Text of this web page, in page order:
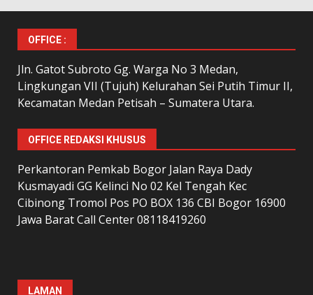
OFFICE :
Jln. Gatot Subroto Gg. Warga No 3 Medan,
Lingkungan VII (Tujuh) Kelurahan Sei Putih Timur II,
Kecamatan Medan Petisah – Sumatera Utara.
OFFICE REDAKSI KHUSUS
Perkantoran Pemkab Bogor Jalan Raya Dady
Kusmayadi GG Kelinci No 02 Kel Tengah Kec
Cibinong Tromol Pos PO BOX 136 CBI Bogor 16900
Jawa Barat Call Center 08118419260
LAMAN